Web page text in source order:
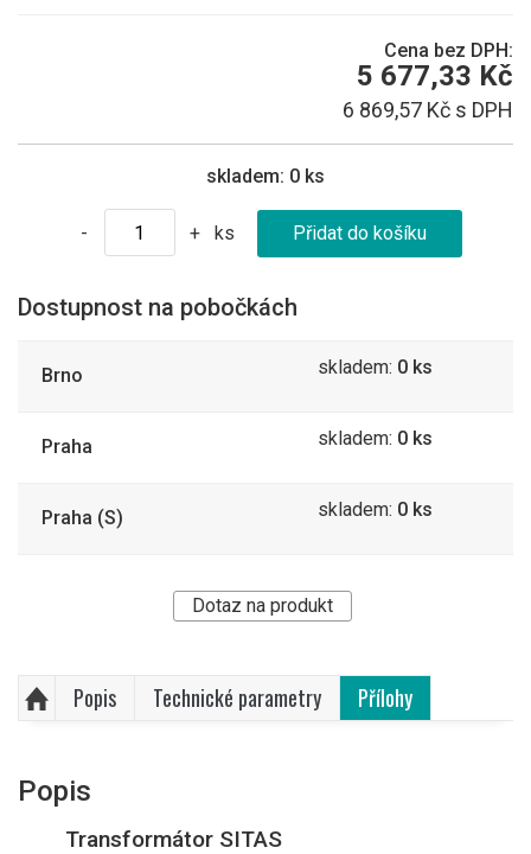
Cena bez DPH:
5 677,33 Kč
6 869,57 Kč s DPH
skladem: 0 ks
- + ks
Dostupnost na pobočkách
Brno skladem: 0 ks
Praha skladem: 0 ks
Praha (S) skladem: 0 ks
Dotaz na produkt
Popis Technické parametry Přílohy
Popis
Transformátor SITAS